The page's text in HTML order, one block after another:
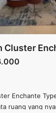
Enchante
ruang yang